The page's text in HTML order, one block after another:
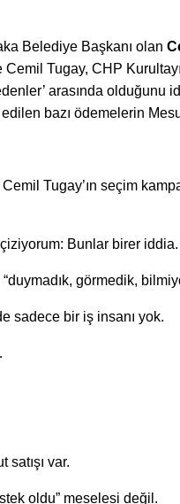
Belediye Başkanı olan
Tugay, CHP
arasında olduğunu
bazı ödemelerin
Tugay’ın seçim
çiziyorum: Bunlar birer iddia.
görmedik,
sadece bir iş insanı yok.
satışı var.
oldu” meselesi değil.